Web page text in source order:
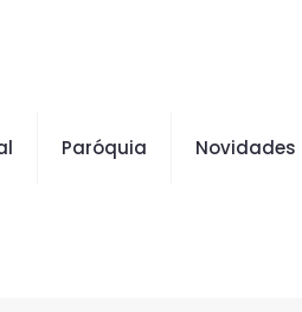
Paróquia Novidades